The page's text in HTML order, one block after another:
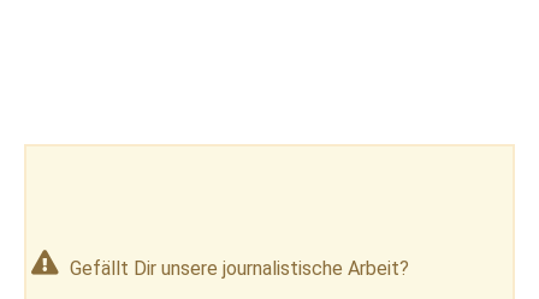
Gefällt Dir unsere journalistische Arbeit?